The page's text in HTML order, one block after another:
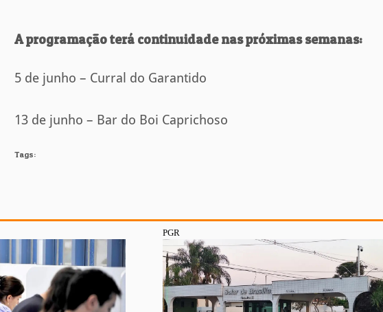
A programação terá continuidade nas próximas semanas:
5 de junho – Curral do Garantido
13 de junho – Bar do Boi Caprichoso
Tags:
PGR